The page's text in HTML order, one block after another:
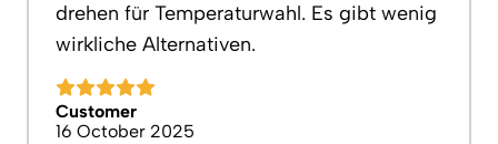
drehen für Temperaturwahl. Es gibt wenig
wirkliche Alternativen.
Customer
16 October 2025